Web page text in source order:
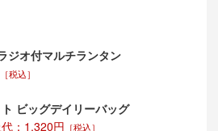
ジオ付マルチランタン
［税込］
ビッグデイリーバッグ
：1,320円 ［税込］